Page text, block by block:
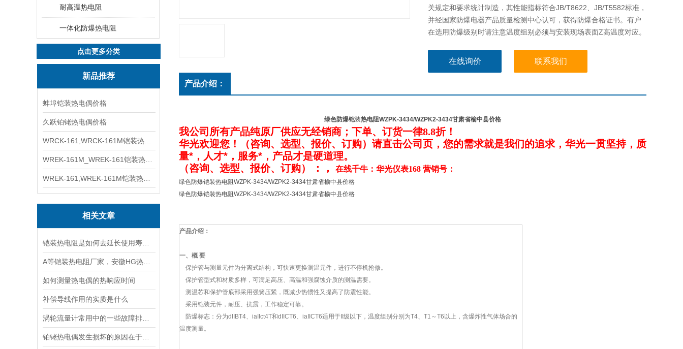
耐高温热电阻
一体化防爆热电阻
点击更多分类
新品推荐
蚌埠铠装热电偶价格
久跃铂铑热电偶价格
相关文章
如何测量热电偶的热响应时间
补偿导线作用的实质是什么
关规定和要求统计制造，其性能指标符合JB/T8622、JB/T5582标准，
并经国家防爆电器产品质量检测中心认可，获得防爆合格证书。有户
在选用防爆级别时请注意温度组别必须与安装现场表面Z高温度对应。
在线询价 联系我们
产品介绍：
绿色防爆铠装热电阻WZPK-3434/WZPK2-3434甘肃省榆中县价格
我公司 所有产品纯原厂供应无经销商；下单、订货一律8.8折！
华光欢迎您！（咨询、选型、报价、订购）请直击公司 页 ，您的需求就是我们的追求，华光一贯坚持，质
量*，人才*，服务*，产品才是硬道理。
（咨询、选型、报价、订购）
：， 在线千牛：华光仪表168 营销号：
绿色防爆铠装热电阻WZPK-3434/WZPK2-3434甘肃省榆中县价格
绿色防爆铠装热电阻WZPK-3434/WZPK2-3434甘肃省榆中县价格
产品介绍：
一、概 要
保护管与测量元件为分离式结构，可快速更换测温元件，进行不停机抢修。
保护管型式和材质多样，可满足高压、高温和强腐蚀介质的测温需要。
测温芯和保护管底部采用强簧压紧，既减少热惯性又提高了防震性能。
采用铠装元件，耐压、抗震，工作稳定可靠。
防爆标志：分为dIIBT4、iaIIct4T和dIICT6、iaIICT6适用于II级以下，温度组别分别为T4、T1～T6以上，含爆炸性气体场合的
温度测量。